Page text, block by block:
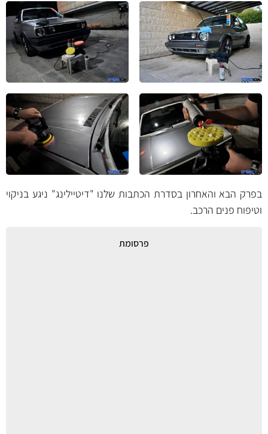
בפרק הבא והאחרון בסדרת הכתבות שלנו "דיטיילינג" ניגע בניקוי
וטיפוח פנים הרכב.
פרסומת